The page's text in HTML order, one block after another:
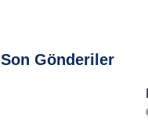
Son Gönderiler